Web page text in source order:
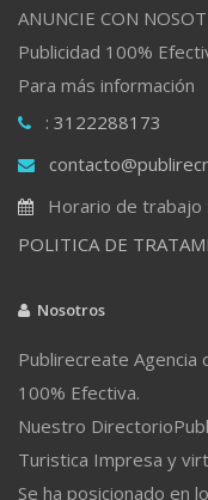
ANUNCIE CON
Publicidad 100%
Para más información
: 3122288173
Horario de trabajo
POLITICA DE
Nosotros
Publirecreate Agencia
100% Efectiva.
Nuestro
Turistica Impresa y
Se ha posicionado en